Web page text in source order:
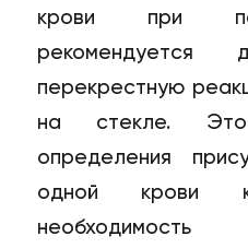
крови при
перекрестную
на стекле.
определения
одной крови